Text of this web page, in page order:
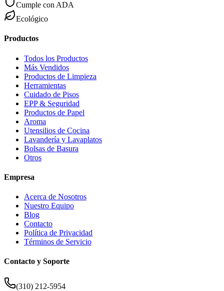
Cumple con ADA
Ecológico
Productos
Todos los Productos
Más Vendidos
Productos de Limpieza
Herramientas
Cuidado de Pisos
EPP & Seguridad
Productos de Papel
Aroma
Utensilios de Cocina
Lavandería y Lavaplatos
Bolsas de Basura
Otros
Empresa
Acerca de Nosotros
Nuestro Equipo
Blog
Contacto
Política de Privacidad
Términos de Servicio
Contacto y Soporte
(310) 212-5954